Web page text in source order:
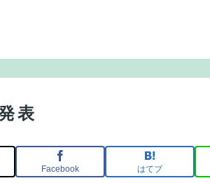
表
Facebook はてブ